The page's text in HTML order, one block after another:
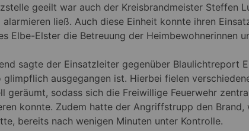
geeilt war auch der Kreisbrandmeister Steffen
alarmieren ließ. Auch diese Einheit konnte ihren
Elbe-Elster die Betreuung der Heimbewohnerinnen
sagte der Einsatzleiter gegenüber Blaulichtreport
glimpflich ausgegangen ist. Hierbei fielen
geräumt, sodass sich die Freiwillige Feuerwehr
konnte. Zudem hatte der Angriffstrupp den
bereits nach wenigen Minuten unter Kontrolle.